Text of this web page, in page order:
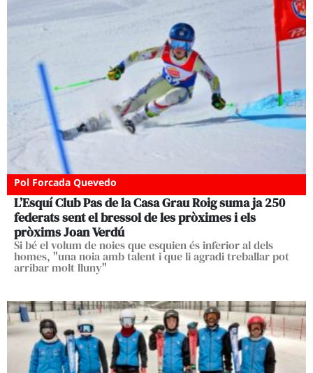
Pol Forcada Quevedo
L’Esquí Club Pas de la Casa Grau Roig suma ja 250
federats sent el bressol de les pròximes i els
pròxims Joan Verdú
Si bé el volum de noies que esquien és inferior al dels
homes, "una noia amb talent i que li agradi treballar pot
arribar molt lluny"